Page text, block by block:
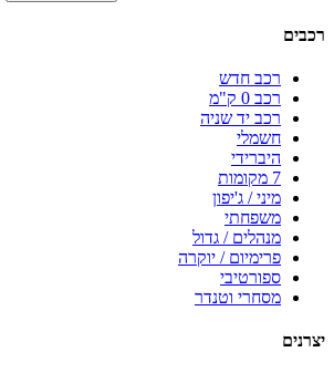
רכבים
רכב חדש
רכב 0 ק"מ
רכב יד שניה
חשמלי
היברידי
7 מקומות
מיני / ג'יפון
משפחתי
מנהלים / גדול
פרימיום / יוקרה
ספורטיבי
מסחרי וטנדר
יצרנים